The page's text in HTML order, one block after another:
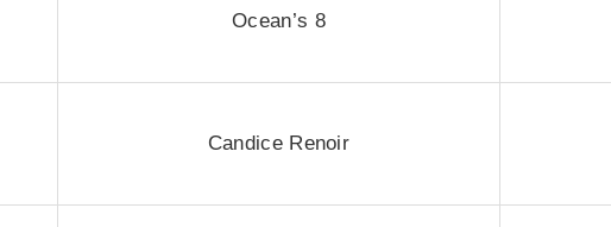
Ocean’s 8
Candice Renoir